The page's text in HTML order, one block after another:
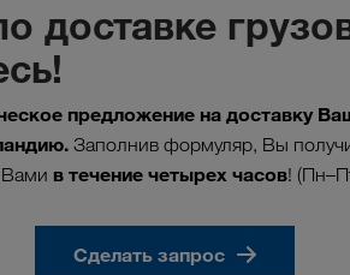
доставке
предложение на доставку
Заполнив формуляр, Вы
Вами в течение четырех часов!
Сделать запрос